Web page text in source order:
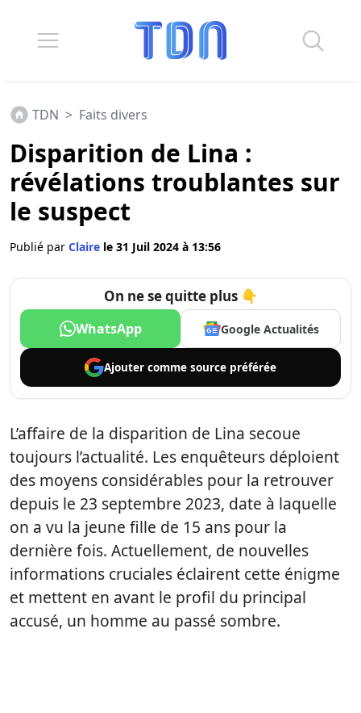
TDN > Faits divers
Disparition de Lina :
révélations troublantes sur
le suspect
Publié par Claire le 31 Juil 2024 à 13:56
On ne se quitte plus 👇
WhatsApp Google Actualités
Ajouter comme source préférée
L’affaire de la disparition de Lina secoue
toujours l’actualité. Les enquêteurs déploient
des moyens considérables pour la retrouver
depuis le 23 septembre 2023, date à laquelle
on a vu la jeune fille de 15 ans pour la
dernière fois. Actuellement, de nouvelles
informations cruciales éclairent cette énigme
et mettent en avant le profil du principal
accusé, un homme au passé sombre.